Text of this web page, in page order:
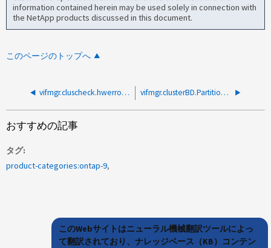
information contained herein may be used solely in connection with
the NetApp products discussed in this document.
このページのトップへ
vifmgr.cluscheck.hwerrors：100GポートでのRCFの設定が間違っているため vifmgr.clusterBD.Partitionアラート
おすすめの記事
タグ
product-categories:ontap-9
このWebサイトはニューラル機械翻訳ツールによっ
て翻訳されており、ナレッジベース（KB）コンテン